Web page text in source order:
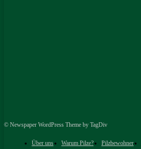
© Newspaper WordPress Theme by TagDiv
Über uns Warum Pilze? Pilzbewohner